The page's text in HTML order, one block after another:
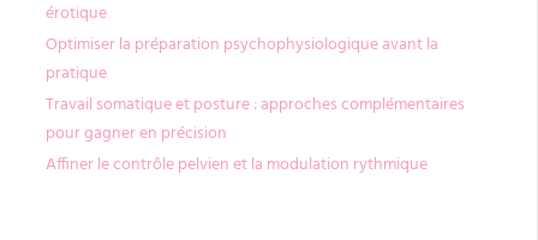
érotique
Optimiser la préparation psychophysiologique avant la
pratique
Travail somatique et posture : approches complémentaires
pour gagner en précision
Affiner le contrôle pelvien et la modulation rythmique